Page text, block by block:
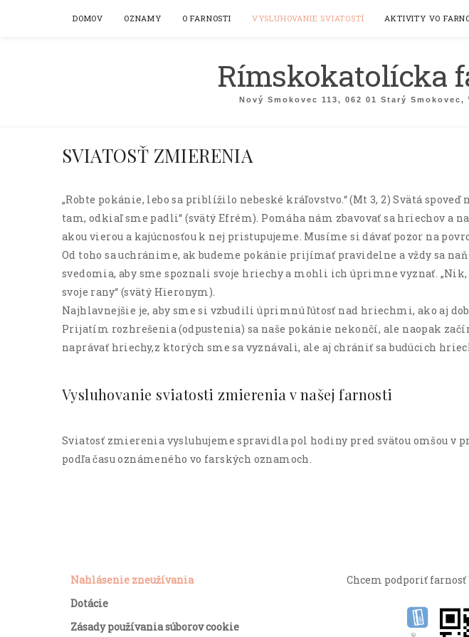
DOMOV OZNAMY O FARNOSTI VYSLUHOVANIE SVIATOSTÍ AKTIVITY VO
Rímskokatolícka
Nový Smokovec 113, 062 01 Starý Smokovec,
SVIATOSŤ ZMIERENIA
„Robte pokánie, lebo sa priblížilo nebeské kráľovstvo.“ (Mt 3, 2) Svätá
tam, odkiaľ sme padli“ (svätý Efrém). Pomáha nám zbavovať sa hriechov a
akou vierou a kajúcnosťou k nej pristupujeme. Musíme si dávať pozor na
Od toho sa uchránime, ak budeme pokánie prijímať pravidelne a vždy sa
svedomia, aby sme spoznali svoje hriechy a mohli ich úprimne vyznať.
svoje rany“ (svätý Hieronym).
Najhlavnejšie je, aby sme si vzbudili úprimnú ľútosť nad hriechmi, ako aj
Prijatím rozhrešenia (odpustenia) sa naše pokánie nekončí, ale naopak
naprávať hriechy,z ktorých sme sa vyznávali, ale aj chrániť sa budúcich
Vysluhovanie sviatosti zmierenia v našej farnosti
Sviatosť zmierenia vysluhujeme spravidla pol hodiny pred svätou omšou v
podľa času oznámeného vo farských oznamoch.
Nahlásenie zneužívania
Dotácie
Zásady používania súborov cookie
Chcem podporiť farnosť